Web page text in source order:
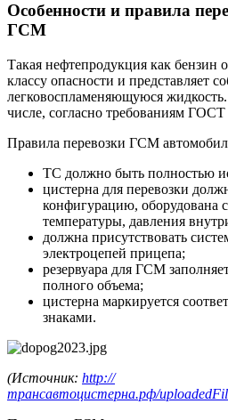
Особенности и правила
ГСМ
Такая нефтепродукция как бензин
классу опасности и представляет
легковоспламеняющуюся
числе, согласно требованиям
Правила перевозки ГСМ
ТС должно быть полностью
цистерна для перевозки
конфигурацию, оборудована
температуры, давления
должна присутствовать
электроцепей прицепа;
резервуара для ГСМ
полного объема;
цистерна маркируется
знаками.
(Источник: http://
трансавтоцистерна.рф/